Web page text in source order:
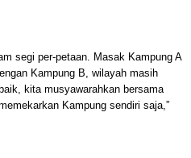
segi per-petaan. Masak Kampung A
Kampung B, wilayah masih
kita musyawarahkan bersama
Kampung sendiri saja,”